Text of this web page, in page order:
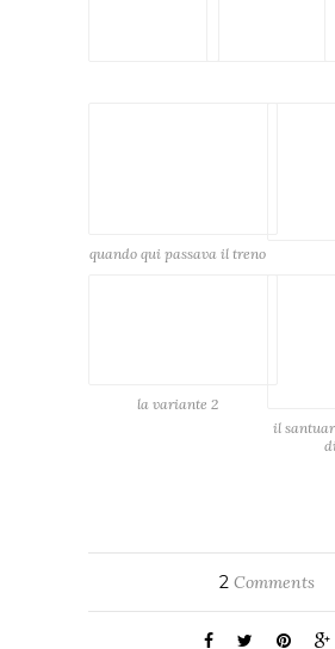
quando qui passava il treno
la variante 2
il
2 Comments